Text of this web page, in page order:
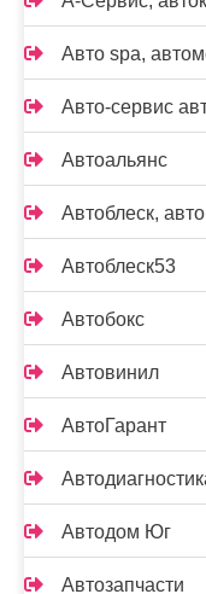
Авто spa,
Авто-сервис
Автоальянс
Автоблеск,
Автоблеск53
Автобокс
Автовинил
АвтоГарант
Автодом Юг
Автозапчасти